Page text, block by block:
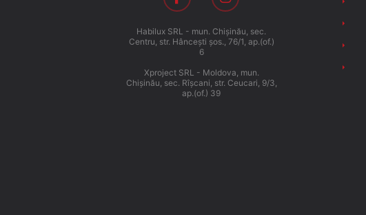
Habilux SRL - mun. Chişinău, sec.
Centru, str. Hânceşti şos., 76/1, ap.(of.)
6
Xproject SRL - Moldova, mun.
Chişinău, sec. Rîşcani, str. Ceucari, 9/3,
ap.(of.) 39